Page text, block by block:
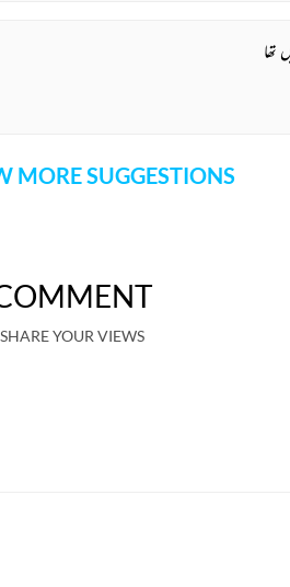
تھا
MORE SUGGESTIONS
SHARE YOUR VIEWS